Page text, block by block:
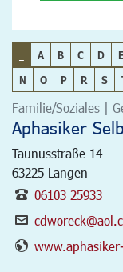
A B C D E
N
O P R S
Familie/Soziales |
Aphasiker
Taunusstraße 14
63225 Langen
06103 25933